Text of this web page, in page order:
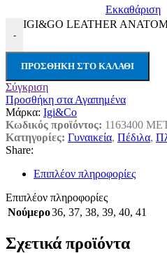
Εκκαθάριση
-
IGI&GO LEATHER
ΠΡΟΣΘΉΚΗ ΣΤΟ ΚΑΛΆΘΙ
Σύγκριση
Προσθήκη στα Αγαπημένα
Μάρκα: Igi&Co
Κωδικός προϊόντος: 1163400
Κατηγορίες: Γυναικεία, Πέδιλα,
Share:
Επιπλέον πληροφορίες
Επιπλέον πληροφορίες
Νούμερο36, 37, 38, 39, 40, 41
Σχετικά προϊόντα